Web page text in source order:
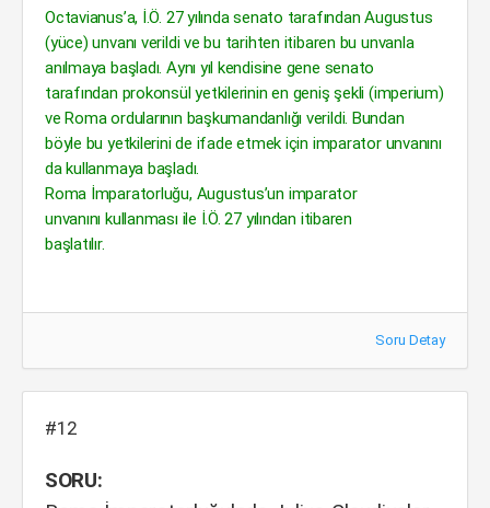
Octavianus’a, İ.Ö. 27 yılında senato tarafından Augustus
(yüce) unvanı verildi ve bu tarihten itibaren bu unvanla
anılmaya başladı. Aynı yıl kendisine gene senato
tarafından prokonsül yetkilerinin en geniş şekli (imperium)
ve Roma ordularının başkumandanlığı verildi. Bundan
böyle bu yetkilerini de ifade etmek için imparator unvanını
da kullanmaya başladı.
Roma İmparatorluğu, Augustus’un imparator
unvanını kullanması ile İ.Ö. 27 yılından itibaren
başlatılır.
Soru Detay
#12
SORU: